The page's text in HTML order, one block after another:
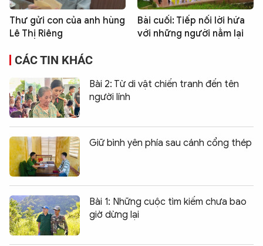
Thư gửi con của anh hùng
Lê Thị Riêng
Bài cuối: Tiếp nối lời hứa
với những người nằm lại
CÁC TIN KHÁC
Bài 2: Từ di vật chiến tranh đến tên
người lính
Giữ bình yên phía sau cánh cổng thép
Bài 1: Những cuộc tìm kiếm chưa bao
giờ dừng lại